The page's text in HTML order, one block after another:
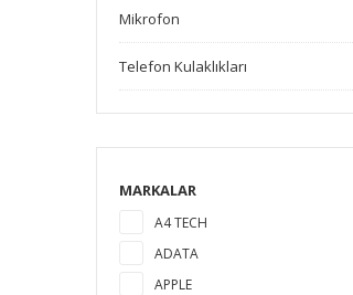
Mikrofon
Telefon Kulaklıkları
MARKALAR
A4 TECH
ADATA
APPLE